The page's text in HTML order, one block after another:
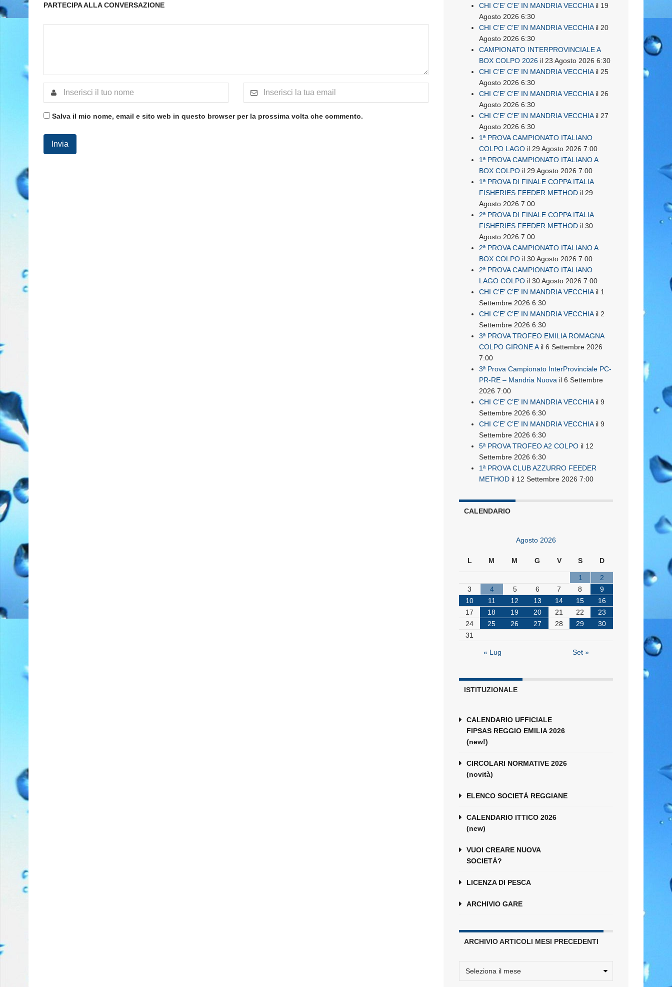
PARTECIPA ALLA CONVERSAZIONE
Salva il mio nome, email e sito web in questo browser per la prossima volta che commento.
CHI C’E’ C’E’ IN MANDRIA VECCHIAil 19
Agosto 2026 6:30
CHI C’E’ C’E’ IN MANDRIA VECCHIAil 20
Agosto 2026 6:30
CAMPIONATO INTERPROVINCIALE A
BOX COLPO 2026 il 23 Agosto 2026 6:30
CHI C’E’ C’E’ IN MANDRIA VECCHIAil 25
Agosto 2026 6:30
CHI C’E’ C’E’ IN MANDRIA VECCHIAil 26
Agosto 2026 6:30
CHI C’E’ C’E’ IN MANDRIA VECCHIAil 27
Agosto 2026 6:30
1ª PROVA CAMPIONATO ITALIANO
COLPO LAGO il 29 Agosto 2026 7:00
1ª PROVA CAMPIONATO ITALIANO A
BOX COLPO il 29 Agosto 2026 7:00
1ª PROVA DI FINALE COPPA ITALIA
FISHERIES FEEDER METHOD il 29
Agosto 2026 7:00
2ª PROVA DI FINALE COPPA ITALIA
FISHERIES FEEDER METHOD il 30
Agosto 2026 7:00
2ª PROVA CAMPIONATO ITALIANO A
BOX COLPO il 30 Agosto 2026 7:00
2ª PROVA CAMPIONATO ITALIANO
LAGO COLPO il 30 Agosto 2026 7:00
CHI C’E’ C’E’ IN MANDRIA VECCHIAil 1
Settembre 2026 6:30
CHI C’E’ C’E’ IN MANDRIA VECCHIAil 2
Settembre 2026 6:30
3ª PROVA TROFEO EMILIA ROMAGNA
COLPO GIRONE Ail 6 Settembre 2026
7:00
3ª Prova Campionato InterProvinciale PC-
PR-RE – Mandria Nuova il 6 Settembre
2026 7:00
CHI C’E’ C’E’ IN MANDRIA VECCHIAil 9
Settembre 2026 6:30
CHI C’E’ C’E’ IN MANDRIA VECCHIAil 9
Settembre 2026 6:30
5ª PROVA TROFEO A2 COLPO il 12
Settembre 2026 6:30
1ª PROVA CLUB AZZURRO FEEDER
METHOD il 12 Settembre 2026 7:00
CALENDARIO
Agosto 2026
L M M G V S D
1
2
3
4 5 6 7 8
9
10
11 12 13 14 15
16
17
18 19 20 21 22
23
24
25 26 27 28 29
30
31
« Lug Set »
ISTITUZIONALE
CALENDARIO UFFICIALE
FIPSAS REGGIO EMILIA 2026
(new!)
CIRCOLARI NORMATIVE 2026
(novità)
ELENCO SOCIETÀ REGGIANE
CALENDARIO ITTICO 2026
(new)
VUOI CREARE NUOVA
SOCIETÀ?
LICENZA DI PESCA
ARCHIVIO GARE
ARCHIVIO ARTICOLI MESI PRECEDENTI